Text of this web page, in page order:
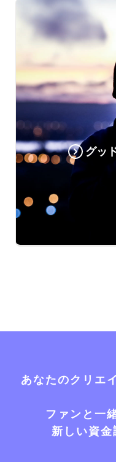
グッ
あなたのクリエ
ファンと一
新しい資